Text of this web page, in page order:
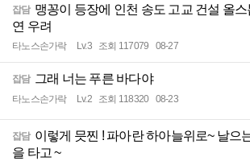
잡담 맹꽁이 등장에 인천 송도 고교 건설 올
연 우려
타노스손가락 Lv.3 조회 117079 08-27
잡담 그래 너는 푸른 바다야
타노스손가락 Lv.2 조회 118320 08-23
잡담 이렇게 믓찐 ! 파아란 하아늘위로~ 날으
을 타고 ~